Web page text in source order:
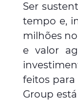
Ser
tempo e,
milhões
e valor
feitos para
Group